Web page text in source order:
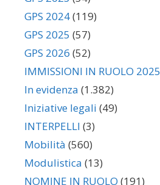
GPS 2024(119)
GPS 2025 (57)
GPS 2026 (52)
IMMISSIONI IN RUOLO 2025
In evidenza (1.382)
Iniziative legali (49)
INTERPELLI (3)
Mobilità (560)
Modulistica (13)
NOMINE IN RUOLO (191)